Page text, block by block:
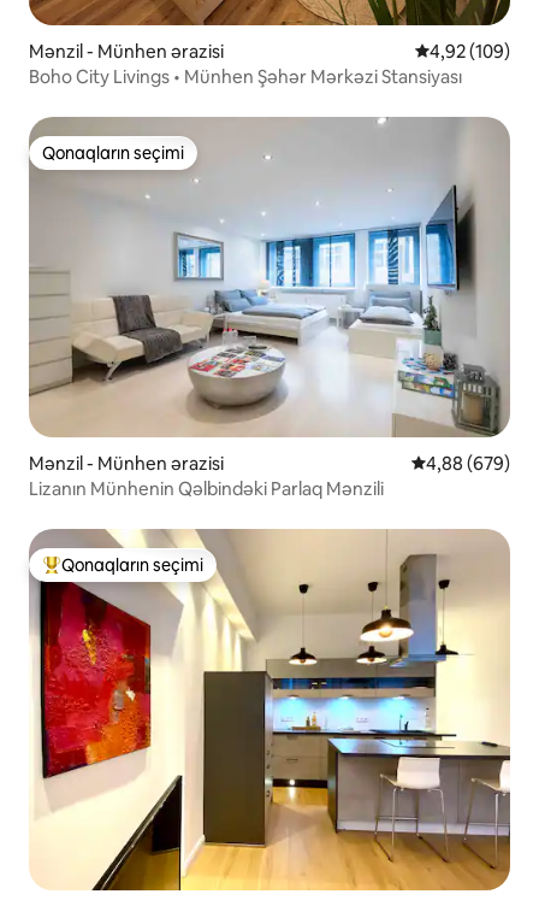
Mənzil - Münhen ərazisi Ortalama
4,92 (109)
Boho City Livings • Münhen Şəhər Mərkəzi Stansiyası
Qonaqların seçimi
Qonaqların seçimi
Mənzil - Münhen ərazisi Ortalama
4,88 (679)
Lizanın Münhenin Qəlbindəki Parlaq Mənzili
Populyar "Qonaqların seçimi"
Qonaqların seçimi